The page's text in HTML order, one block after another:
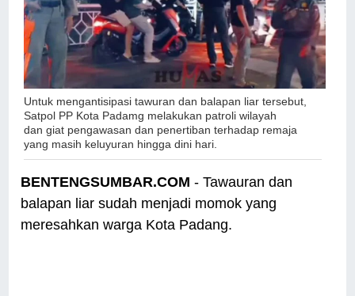
Untuk mengantisipasi tawuran dan balapan liar tersebut,
Satpol PP Kota Padamg melakukan patroli wilayah
dangiat pengawasan dan penertiban terhadap remaja
yang masih keluyuran hingga dini hari.
BENTENGSUMBAR.COM - Tawauran dan
balapan liar sudah menjadi momok yang
meresahkan warga Kota Padang.